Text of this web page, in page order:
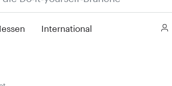
International